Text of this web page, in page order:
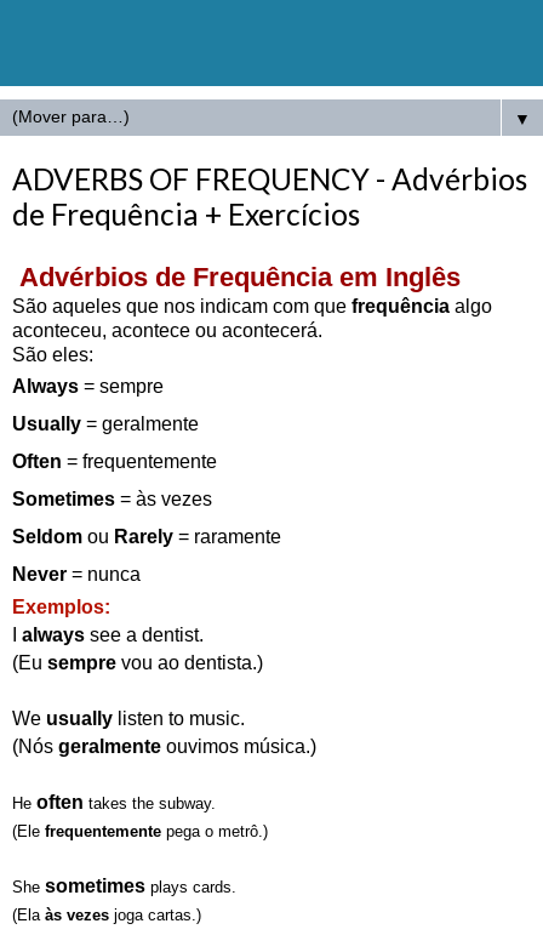
▼
ADVERBS OF FREQUENCY - Advérbios
de Frequência + Exercícios
Advérbios de Frequência em Inglês
São aqueles que nos indicam com que frequência algo
aconteceu, acontece ou acontecerá.
São eles:
Always = sempre
Usually = geralmente
Often = frequentemente
Sometimes = às vezes
Seldom ou Rarely = raramente
Never = nunca
Exemplos:
always see a dentist.
(Eu sempre vou ao dentista.)
We usually listen to music.
(Nós geralmente ouvimos música.)
He often takes the subway.
(Ele frequentemente pega o metrô.)
She sometimes plays cards.
(Ela às vezes joga cartas.)